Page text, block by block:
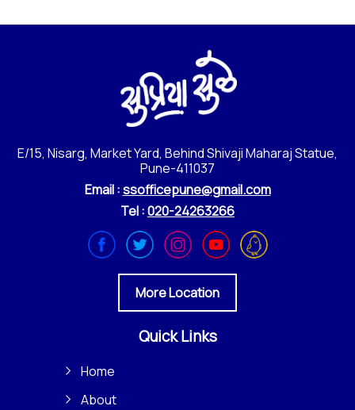
E/15, Nisarg, Market Yard, Behind Shivaji Maharaj Statue,
Pune-411037
Email :ssofficepune@gmail.com
Tel :020-24263266
More Location
Quick Links
Home
About